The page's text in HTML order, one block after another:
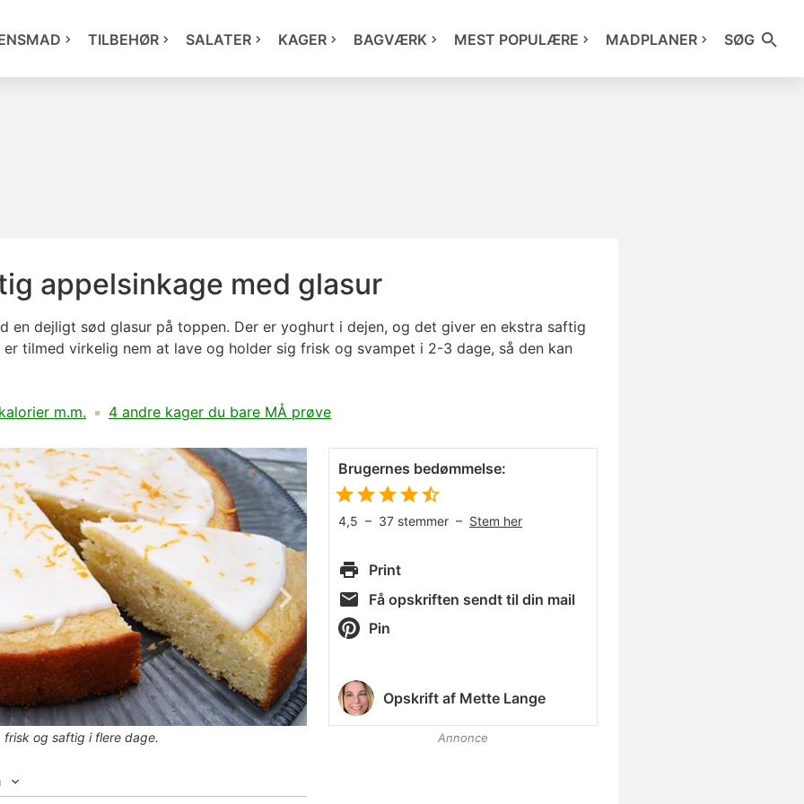
TILBEHØR SALATER KAGER BAGVÆRK MEST POPULÆRE MADPLANER SØG
appelsinkage med glasur
en dejligt sød glasur på toppen. Der er yoghurt i dejen, og det giver en ekstra saftig
tilmed virkelig nem at lave og holder sig frisk og svampet i 2-3 dage, så den kan
m.m. 4 andre kager du bare MÅ prøve
og saftig i flere dage.
Brugernes bedømmelse:
4,5 – 37 stemmer – Stem her
Print
Få opskriften sendt til din mail
Pin
Opskrift af Mette Lange
Annonce